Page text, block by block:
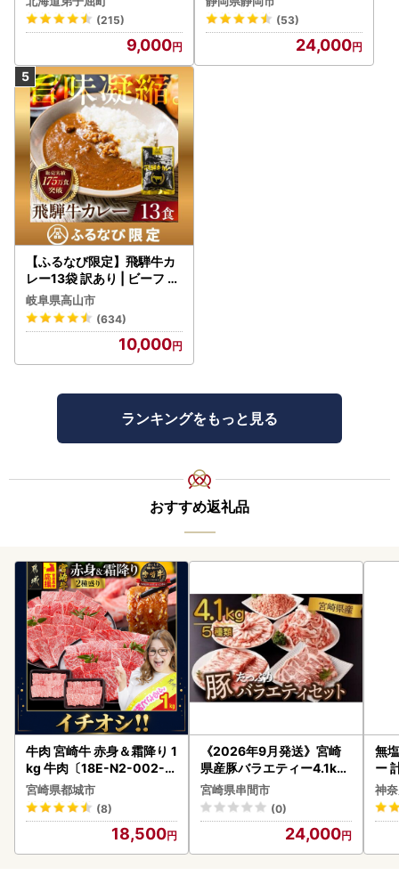
(215)
9,000
野菜 常温保存(53)
24,000
【ふるなび限定】飛騨牛カ
レー13袋 訳あり | ビーフ レ
トルト 訳あり DC006-CP
01 FN-Limited-VO
岐阜県高山市
(634)
10,000
ランキングをもっと見る
おすすめ返礼品
牛肉 宮崎牛 赤身＆霜降り 1
kg 牛肉〔18E-N2-002-1
kg-S4A6-CF〕
宮崎県都城市
(8)
18,500
《2026年9月発送》宮崎
県産豚バラエティー4.1kg
セット_K033-057-2609
宮崎県串間市
(0)
24,000
無
ー
】
神